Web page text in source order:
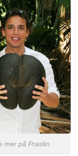
mer på Praslin.